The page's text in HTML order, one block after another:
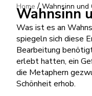
Home /Wahnsinn und
Wahnsinn
Was ist es an
spiegeln sich diese
Bearbeitung
erlebt hatten, ein
die Metaphern
Schönheit erhob.